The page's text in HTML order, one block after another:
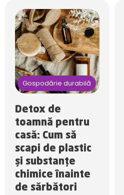
Gospodărie durabilă
Detox de
toamnă pentru
casă: Cum să
scapi de plastic
și substanțe
chimice înainte
de sărbători